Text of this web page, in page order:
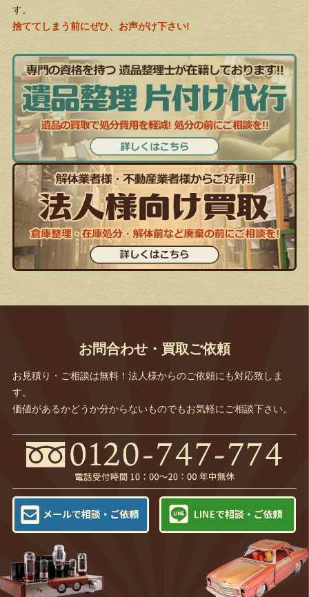
す。
捨ててしまう前にぜひ、お声がけ下さい!
お問合わせ・買取ご依頼
お見積り・ご相談は無料！法人様からのご依頼にも対応致しま
す。
価値があるかどうか分からないものでもお気軽にご相談下さい。